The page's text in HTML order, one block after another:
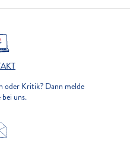
oder Kritik? Dann melde
uns.